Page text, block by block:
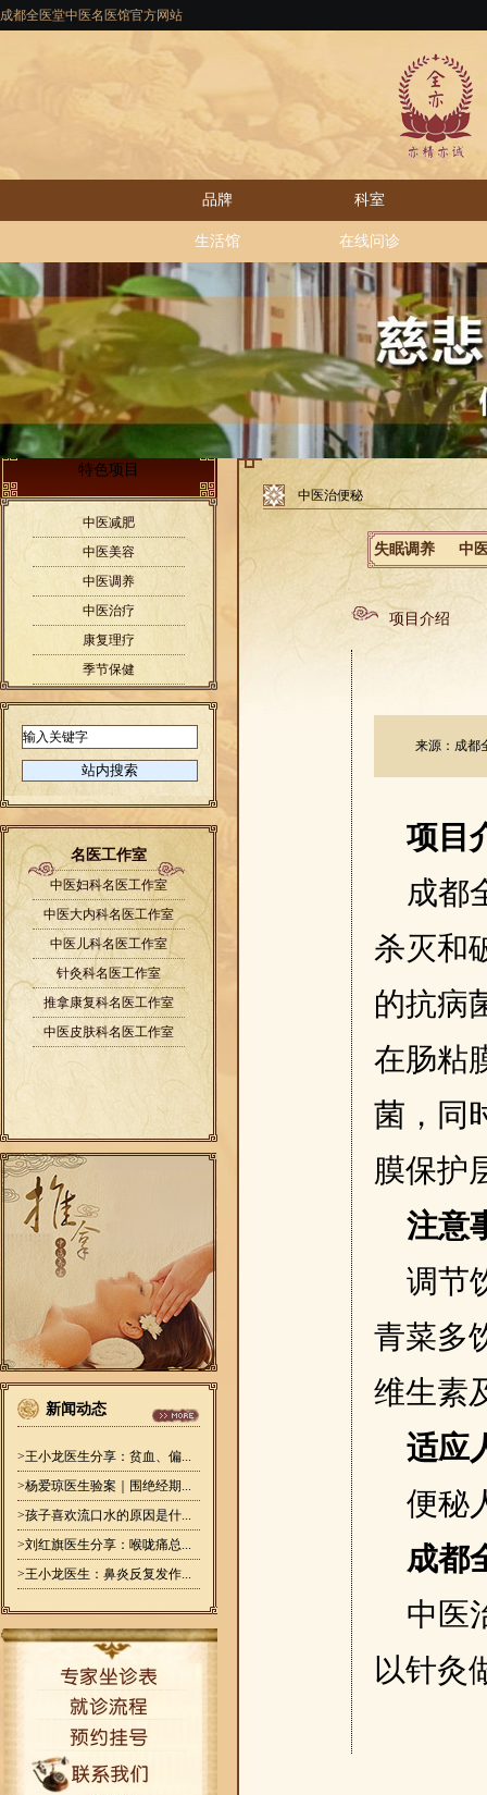
成都全医堂中医名医馆官方网站
品牌 科室
生活馆 在线问诊
特色项目
中医减肥
中医美容
中医调养
中医治疗
康复理疗
季节保健
名医工作室
中医妇科名医工作室
中医大内科名医工作室
中医儿科名医工作室
针灸科名医工作室
推拿康复科名医工作室
中医皮肤科名医工作室
新闻动态
>王小龙医生分享：贫血、偏...
>杨爱琼医生验案｜围绝经期...
>孩子喜欢流口水的原因是什...
>刘红旗医生分享：喉咙痛总...
>王小龙医生：鼻炎反复发作...
中医治便秘
失眠调养 中
项目介绍
来源：成都
项目
成都
杀灭和
的抗病
在肠粘
菌，同
膜保护
注意
调节
青菜多
维生素
适应
便秘
成都
中医
以针灸